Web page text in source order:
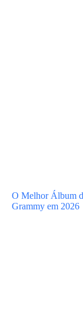
O Melhor Álbum
Grammy em 2026